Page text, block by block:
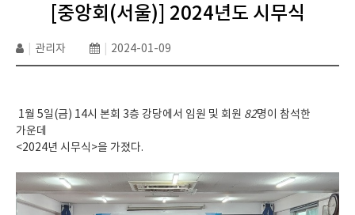
[중앙회(서울)] 2024년도 시무식
관리자 2024-01-09
1월 5일(금) 14시 본회 3층 강당에서 임원 및 회원 82명이 참석한
가운데
<2024년 시무식>을 가졌다.